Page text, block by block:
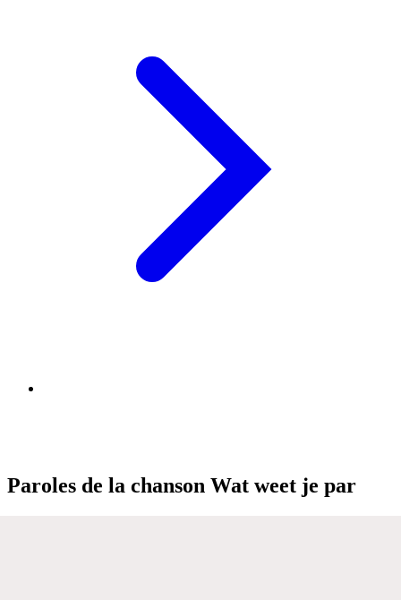
Paroles de la chanson Wat weet je par